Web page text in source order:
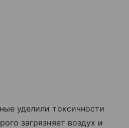
уделили токсичности
загрязняет воздух и